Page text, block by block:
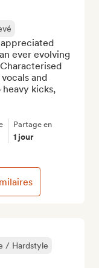
/ Hardstyle
ever evolving
and
kicks,
Partage en
1 jour